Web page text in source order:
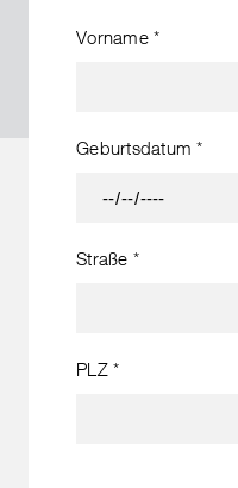
Vorname *
Geburtsdatum *
Straße *
PLZ *